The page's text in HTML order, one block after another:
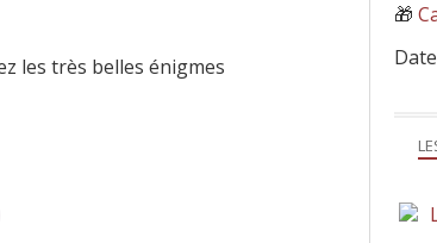
les très belles énigmes
🎁